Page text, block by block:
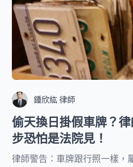
鍾欣紘 律師
偷天換日掛假車牌？
步恐怕是法院見！
律師警告：車牌跟行照一樣，